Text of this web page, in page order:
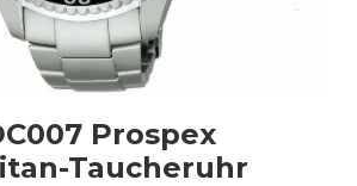
Prospex
Taucheruhr